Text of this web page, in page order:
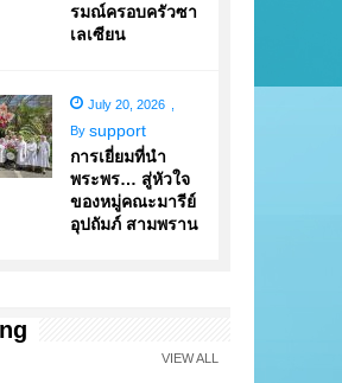
รมณ์ครอบครัวซา
เลเซียน
July 20, 2026
By support
การเยี่ยมที่นำ
พระพร… สู่หัวใจ
ของหมู่คณะมารีย์
อุปถัมภ์ สามพราน
VIEW ALL